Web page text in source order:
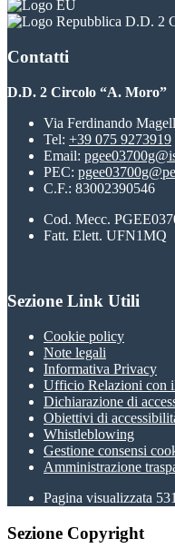
D.D. 2
Contatti
D.D. 2 Circolo “A. Moro”
Via Ferdinando
Tel: +39 075 9273919
Email:
PEC:
C.F.: 83002390546
Cod. Mecc.
Fatt. Elett. UFN1MQ
Sezione Link Utili
Cookie policy
Note legali
Informativa Privacy
Ufficio Relazioni con
Dichiarazione di
Obiettivi di
Whistleblowing
Gestione consensi
Amministrazione
Pagina visualizzata 531
Sezione Copyright